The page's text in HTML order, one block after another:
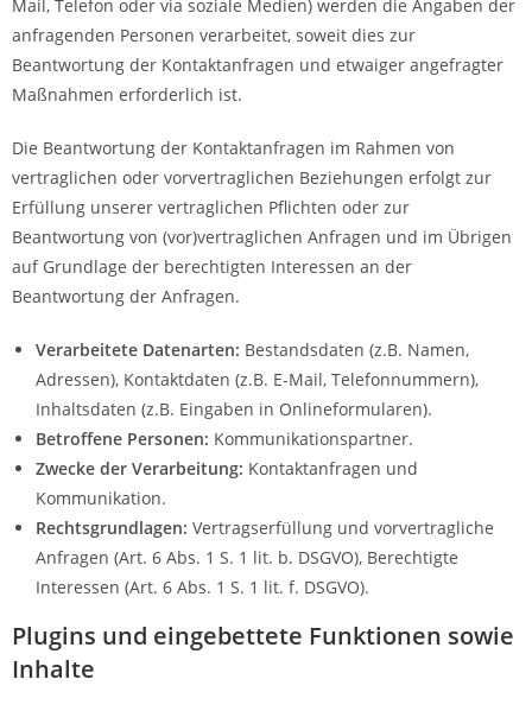
Mail, Telefon oder via soziale Medien) werden die Angaben der
anfragenden Personen verarbeitet, soweit dies zur
Beantwortung der Kontaktanfragen und etwaiger angefragter
Maßnahmen erforderlich ist.
Die Beantwortung der Kontaktanfragen im Rahmen von
vertraglichen oder vorvertraglichen Beziehungen erfolgt zur
Erfüllung unserer vertraglichen Pflichten oder zur
Beantwortung von (vor)vertraglichen Anfragen und im Übrigen
auf Grundlage der berechtigten Interessen an der
Beantwortung der Anfragen.
Verarbeitete Datenarten: Bestandsdaten (z.B. Namen,
Adressen), Kontaktdaten (z.B. E-Mail, Telefonnummern),
Inhaltsdaten (z.B. Eingaben in Onlineformularen).
Betroffene Personen: Kommunikationspartner.
Zwecke der Verarbeitung: Kontaktanfragen und
Kommunikation.
Rechtsgrundlagen: Vertragserfüllung und vorvertragliche
Anfragen (Art. 6 Abs. 1 S. 1 lit. b. DSGVO), Berechtigte
Interessen (Art. 6 Abs. 1 S. 1 lit. f. DSGVO).
Plugins und eingebettete Funktionen sowie
Inhalte